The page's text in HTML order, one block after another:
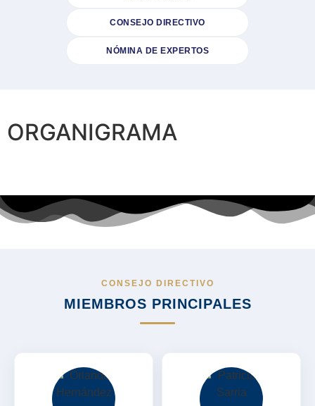
CONSEJO DIRECTIVO
NÓMINA DE EXPERTOS
ORGANIGRAMA
CONSEJO DIRECTIVO
MIEMBROS PRINCIPALES